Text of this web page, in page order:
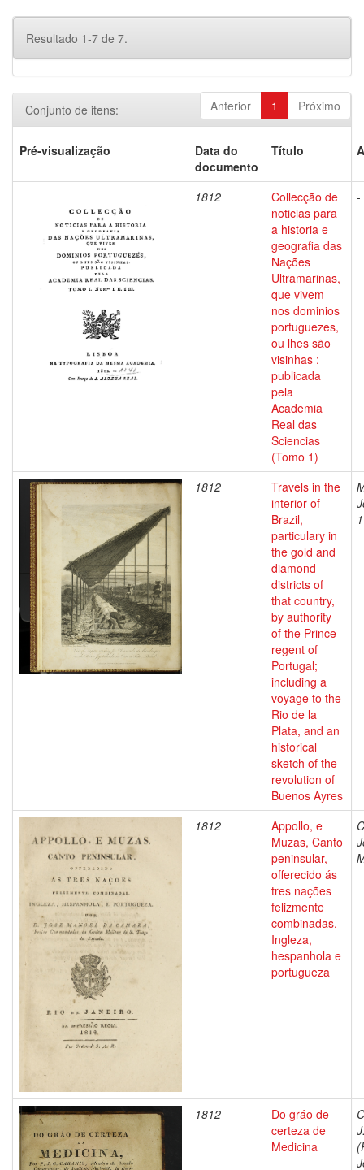
Resultado 1-7 de 7.
Anterior 1 Próximo
Conjunto de itens:
Pré-visualização
Data do
documento
Título
1812
Collecção de
noticias para
a historia e
geografia das
Nações
Ultramarinas,
que vivem
nos dominios
portuguezes,
ou lhes são
visinhas :
publicada
pela
Academia
Real das
Sciencias
(Tomo 1)
-
1812
Travels in the
interior of
Brazil,
particulary in
the gold and
diamond
districts of
that country,
by authority
of the Prince
regent of
Portugal;
including a
voyage to the
Rio de la
Plata, and an
historical
sketch of the
revolution of
Buenos Ayres
1812
Appollo, e
Muzas, Canto
peninsular,
offerecido ás
tres nações
felizmente
combinadas.
Ingleza,
hespanhola e
portugueza
1812
Do gráo de
certeza de
Medicina